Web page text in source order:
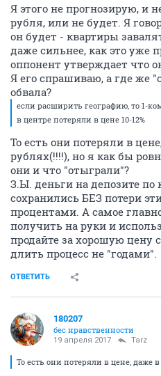
Я этого не прогнозирую, и
рубля, или не будет. Я
он будет - квартиры
даже сильнее, как это уже
оппонент утверждает что
Я его спрашиваю, а где же
обвала?
если расширить географию, то 1-
в центре потеряли в цене 10-12%
То есть они потеряли в
рублях(!!!!), но я как бы
они и что "отыграли"?
З.Ы. деньги на депозите по
сохранились БЕЗ потери
процентами. А самое
получить на руки и
продайте за хорошую цену
длить процесс не "годами".
ОТВЕТИТЬ
180207
бес нравственности
19 апреля 2017 Tarz
То есть они потеряли в цене, даже